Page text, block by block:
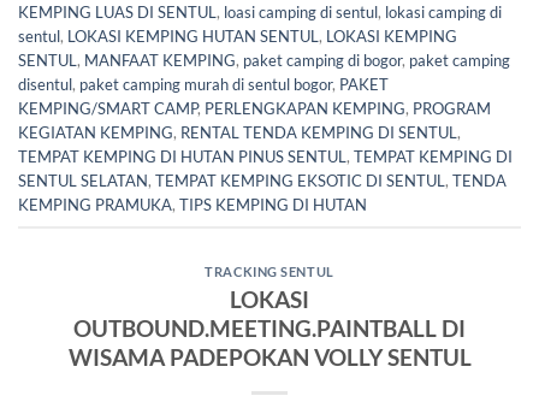
KEMPING LUAS DI SENTUL, loasi camping di sentul, lokasi camping di
sentul, LOKASI KEMPING HUTAN SENTUL, LOKASI KEMPING
SENTUL, MANFAAT KEMPING, paket camping di bogor, paket camping
disentul, paket camping murah di sentul bogor, PAKET
KEMPING/SMART CAMP, PERLENGKAPAN KEMPING, PROGRAM
KEGIATAN KEMPING, RENTAL TENDA KEMPING DI SENTUL,
TEMPAT KEMPING DI HUTAN PINUS SENTUL, TEMPAT KEMPING DI
SENTUL SELATAN, TEMPAT KEMPING EKSOTIC DI SENTUL, TENDA
KEMPING PRAMUKA, TIPS KEMPING DI HUTAN
TRACKING SENTUL
LOKASI
OUTBOUND.MEETING.PAINTBALL DI
WISAMA PADEPOKAN VOLLY SENTUL